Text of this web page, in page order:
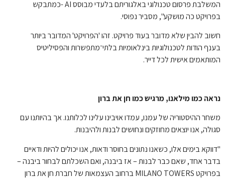
המשלבת פרסום טכנולוגי באלגוריתם בלעדי מבוסס AI -כמתבקש
בפרויקט כה מושקע", מסביר נפוסי.
חשוב להבין שלא מדובר בעוד פרויקט. זהו 'הפרויקט' המדובר ביותר
בענף הודות לטכנולוגיות בינלאומיות בלתי־מתפשרות והפסיליטיס
המותאמים אישית לכל דייר.
נראה כמו מילאנו, מרגיש כמו חן את ברון
משחר ההיסטוריה של עמנו, עמדו אויבינו עלינו לכלותנו. אך בהיותנו עם
סגולה, אנו יוצאים מחוזקים ונחושים לבנות ולהיבנות.
"דווקא בימים אלו, כשאנו נתונים בחוסר ודאות, אנו יכולים להיות ודאיים
בדבר אחד, שאם כבר לבנות – אז ביבנה, ואם השכלתם לבחור ביבנה –
בפרויקט MILANO TOWERS ברחוב העצמאות של חברת חן את ברון